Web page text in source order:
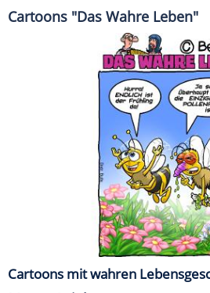
Cartoons "Das Wahre Leben"
Cartoons mit wahren